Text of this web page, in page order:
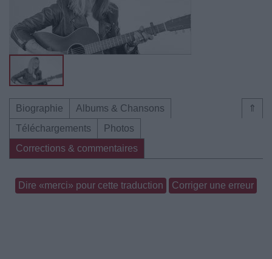
⇑
Biographie
Albums & Chansons
Téléchargements
Photos
Corrections & commentaires
Dire «merci» pour cette traduction Corriger une erreur